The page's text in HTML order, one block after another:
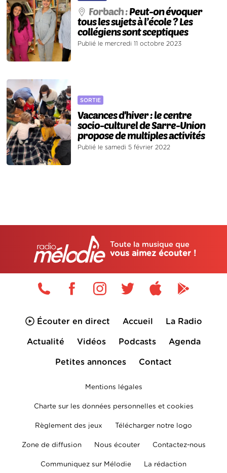
Forbach :Peut-on évoquer
tous les sujets à l’école ? Les
collégiens sont sceptiques
Publié le mercredi 11 octobre 2023
SORTIE
Vacances d'hiver : le centre
socio-culturel de Sarre-Union
propose de multiples activités
Publié le samedi 5 février 2022
Toute la musique que
vous aimez écouter !
Écouter en direct Accueil La Radio
Actualité Vidéos Podcasts Agenda
Petites annonces Contact
Mentions légales
Charte sur les données personnelles et cookies
Règlement des jeux Télécharger notre logo
Zone de diffusion Nous écouter Contactez-nous
Communiquez sur Mélodie La rédaction